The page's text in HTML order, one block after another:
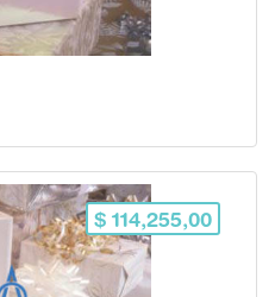
$ 114,255,00